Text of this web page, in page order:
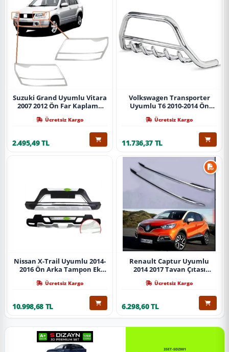
Suzuki Grand Uyumlu Vitara
2007 2012 Ön Far Kaplama
Ücretsiz Kargo
2.495,49 TL
Volkswagen Transporter
Uyumlu T6 2010-2014 Ön
Çelik Krom
Ücretsiz Kargo
11.736,37 TL
Nissan X-Trail Uyumlu 2014-
2016 Ön Arka Tampon Ek
Koruma Difüzör İthal
Ücretsiz Kargo
10.998,68 TL
Renault Captur Uyumlu
2014 2017 Tavan Çıtası
Ücretsiz Kargo
6.298,60 TL
3SET-SDZ001